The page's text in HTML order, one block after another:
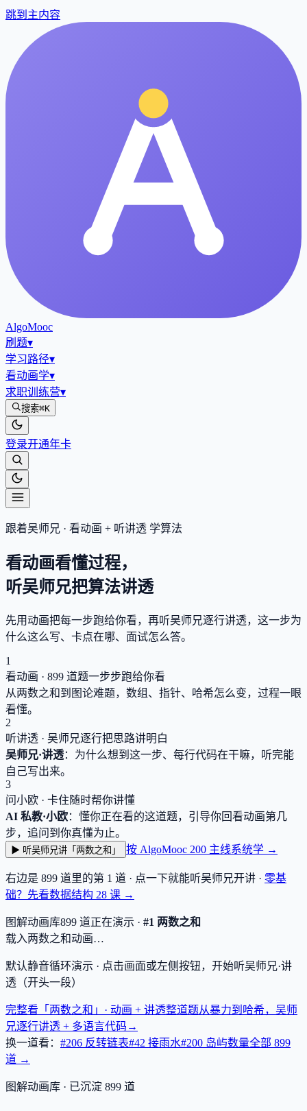
跳到主内容
AlgoMooc
刷题▾
学习路径▾
看动画学▾
求职训练营▾
搜索⌘K
登录开通年卡
跟着吴师兄 · 看动画 + 听讲透 学算法
看动画看懂过程，
听吴师兄把算法讲透
先用动画把每一步跑给你看，再听吴师兄逐行讲透，这一步为
什么这么写、卡点在哪、面试怎么答。
1
看动画 · 899 道题一步步跑给你看
从两数之和到图论难题，数组、指针、哈希怎么变，过程一眼
看懂。
2
听讲透 · 吴师兄逐行把思路讲明白
吴师兄·讲透：为什么想到这一步、每行代码在干嘛，听完能
自己写出来。
3
问小欧 · 卡住随时帮你讲懂
AI 私教·小欧：懂你正在看的这道题，引导你回看动画第几
步，追问到你真懂为止。
▶ 听吴师兄讲「两数之和」 按 AlgoMooc 200 主线系统学 →
右边是 899 道里的第 1 道 · 点一下就能听吴师兄开讲 · 零基
础？先看数据结构 28 课 →
图解动画库899 道正在演示 · #1 两数之和
载入两数之和动画…
默认静音循环演示 · 点击画面或左侧按钮，开始听吴师兄·讲
透（开头一段）
完整看「两数之和」· 动画 + 讲透整道题从暴力到哈希，吴师
兄逐行讲透 + 多语言代码 →
换一道看： #206 反转链表#42 接雨水#200 岛屿数量全部 899
道 →
图解动画库 · 已沉淀 899 道